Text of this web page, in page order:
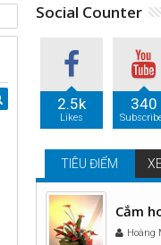
Social Counter
2.5k
Likes
340
TIÊU ĐIỂM
Cắm
Hoàng